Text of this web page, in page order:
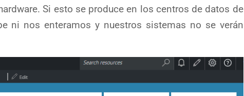
Si esto se produce en los centros de datos de
ni nos enteramos y nuestros sistemas no se verán